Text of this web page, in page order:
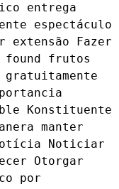
entrega
espectáculo
extensão
Fazer
found
frutos
gratuitamente
Konstituente
manter
Noticiar
Otorgar
por